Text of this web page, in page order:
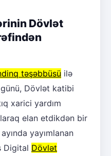
Dövlət
təşəbbüsü ilə
Dövlət katibi
xarici yardım
elan etdikdən bir
yayımlanan
Digital Dövlət